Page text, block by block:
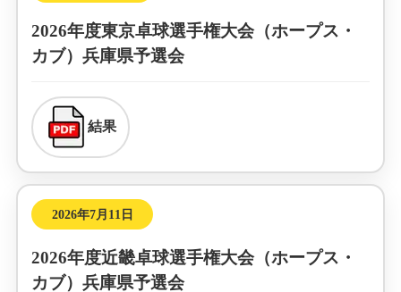
2026年度東京卓球選手権大会（ホープス・
カブ）兵庫県予選会
結果
2026年7月11日
2026年度近畿卓球選手権大会（ホープス・
カブ）兵庫県予選会